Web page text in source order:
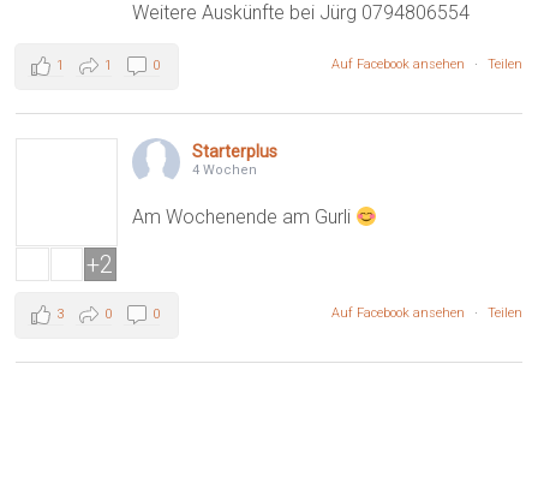
Weitere Auskünfte bei Jürg 0794806554
Auf Facebook ansehen · Teilen
1 1 0
Starterplus
4 Wochen
Am Wochenende am Gurli
+2
Auf Facebook ansehen · Teilen
3 0 0